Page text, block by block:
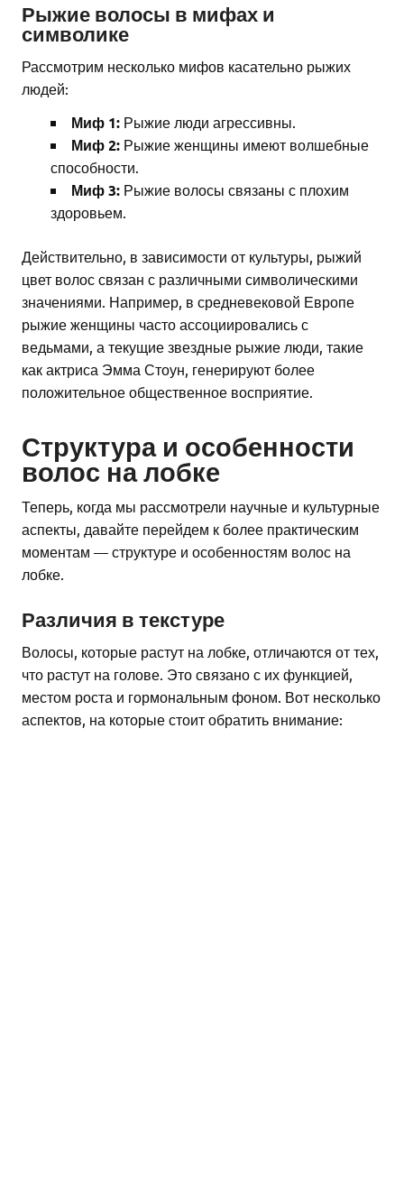
Рыжие волосы в мифах и
символике
Рассмотрим несколько мифов касательно рыжих
людей:
Миф 1: Рыжие люди агрессивны.
Миф 2: Рыжие женщины имеют волшебные
способности.
Миф 3: Рыжие волосы связаны с плохим
здоровьем.
Действительно, в зависимости от культуры, рыжий
цвет волос связан с различными символическими
значениями. Например, в средневековой Европе
рыжие женщины часто ассоциировались с
ведьмами, а текущие звездные рыжие люди, такие
как актриса Эмма Стоун, генерируют более
положительное общественное восприятие.
Структура и особенности
волос на лобке
Теперь, когда мы рассмотрели научные и культурные
аспекты, давайте перейдем к более практическим
моментам — структуре и особенностям волос на
лобке.
Различия в текстуре
Волосы, которые растут на лобке, отличаются от тех,
что растут на голове. Это связано с их функцией,
местом роста и гормональным фоном. Вот несколько
аспектов, на которые стоит обратить внимание: